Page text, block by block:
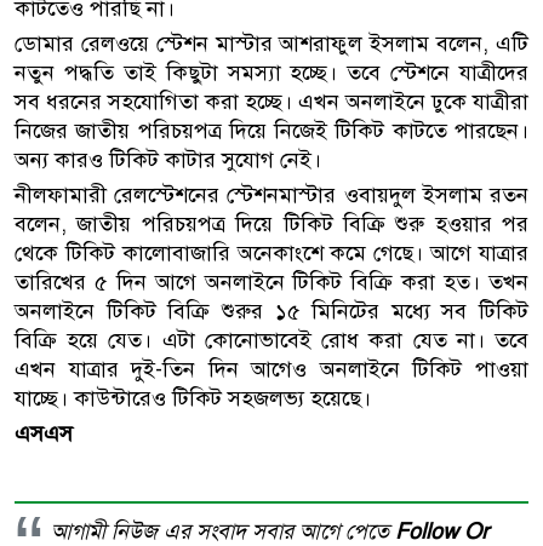
কাটতেও পারছি না।
ডোমার রেলওয়ে স্টেশন মাস্টার আশরাফুল ইসলাম বলেন, এটি
নতুন পদ্ধতি তাই কিছুটা সমস্যা হচ্ছে। তবে স্টেশনে যাত্রীদের
সব ধরনের সহযোগিতা করা হচ্ছে। এখন অনলাইনে ঢুকে যাত্রীরা
নিজের জাতীয় পরিচয়পত্র দিয়ে নিজেই টিকিট কাটতে পারছেন।
অন্য কারও টিকিট কাটার সুযোগ নেই।
নীলফামারী রেলস্টেশনের স্টেশনমাস্টার ওবায়দুল ইসলাম রতন
বলেন, জাতীয় পরিচয়পত্র দিয়ে টিকিট বিক্রি শুরু হওয়ার পর
থেকে টিকিট কালোবাজারি অনেকাংশে কমে গেছে। আগে যাত্রার
তারিখের ৫ দিন আগে অনলাইনে টিকিট বিক্রি করা হত। তখন
অনলাইনে টিকিট বিক্রি শুরুর ১৫ মিনিটের মধ্যে সব টিকিট
বিক্রি হয়ে যেত। এটা কোনোভাবেই রোধ করা যেত না। তবে
এখন যাত্রার দুই-তিন দিন আগেও অনলাইনে টিকিট পাওয়া
যাচ্ছে। কাউন্টারেও টিকিট সহজলভ্য হয়েছে।
এসএস
আগামী নিউজ এর সংবাদ সবার আগে পেতেFollow Or